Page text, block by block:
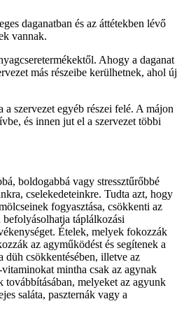
daganatban és az áttétekben lévő
vannak.
Ahogy a daganat
más részeibe kerülhetnek, ahol új
szervezet egyéb részei felé. A májon
és innen jut el a szervezet többi
boldogabbá vagy stressztűrőbbé
cselekedeteinkre. Tudta azt, hogy
fogyasztása, csökkenti az
táplálkozási
Ételek, melyek fokozzák
az agyműködést és segítenek a
düh csökkentésében, illetve az
mintha csak az agynak
melyeket az agyunk
saláta, paszternák vagy a